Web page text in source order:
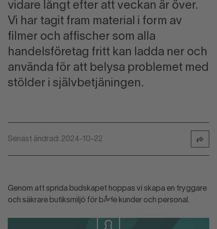
vidare långt efter att veckan är över.
Vi har tagit fram material i form av
filmer och affischer som alla
handelsföretag fritt kan ladda ner och
använda för att belysa problemet med
stölder i självbetjäningen.
Senast ändrad: 2024-10-22
Genom att sprida budskapet hoppas vi skapa en tryggare
och säkrare butiksmiljö för både kunder och personal.